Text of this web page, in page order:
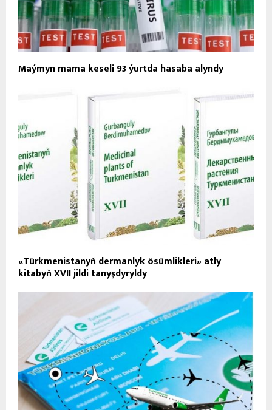
Maýmyn mama keseli 93 ýurtda hasaba alyndy
«Türkmenistanyň dermanlyk ösümlikleri» atly
kitabyň XVII jildi tanyşdyryldy